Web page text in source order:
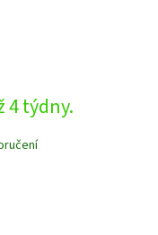
4 týdny.